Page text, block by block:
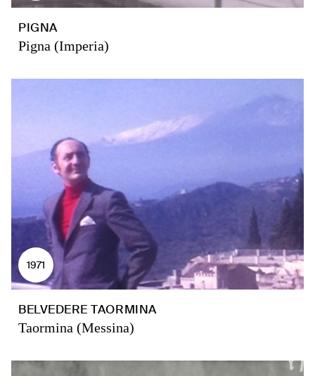
PIGNA
Pigna (Imperia)
1971
BELVEDERE TAORMINA
Taormina (Messina)